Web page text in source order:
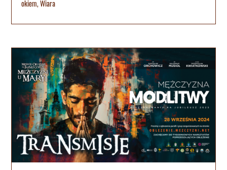
okiem,Wiara